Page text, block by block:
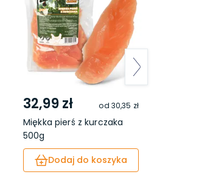
32,99 zł od 30,35 zł
Miękka pierś z kurczaka
500g
Dodaj do koszyka